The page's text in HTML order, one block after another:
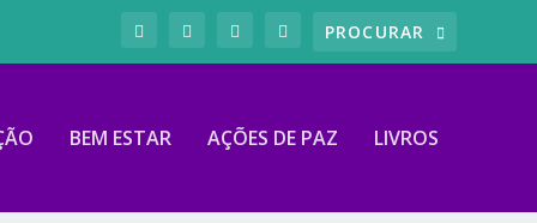
BEM ESTAR AÇÕES DE PAZ LIVROS